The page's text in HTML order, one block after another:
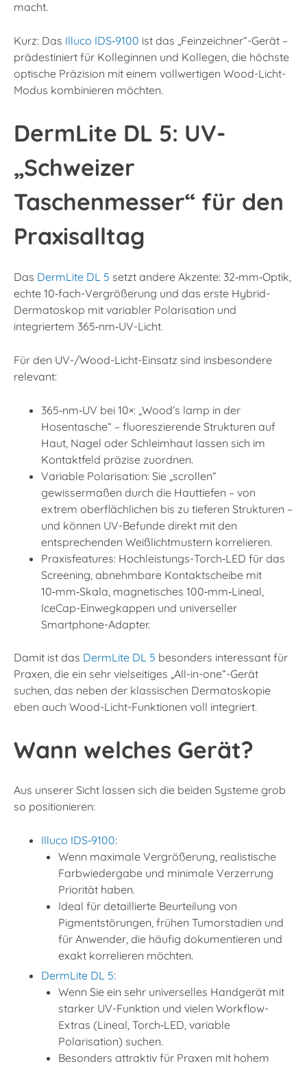
macht.​
Kurz: Das Illuco IDS‑9100 ist das „Feinzeichner“-Gerät –
prädestiniert für Kolleginnen und Kollegen, die höchste
optische Präzision mit einem vollwertigen Wood-Licht-
Modus kombinieren möchten.
DermLite DL 5: UV-
„Schweizer
Taschenmesser“ für den
Praxisalltag
Das DermLite DL 5 setzt andere Akzente: 32‑mm‑Optik,
echte 10‑fach-Vergrößerung und das erste Hybrid-
Dermatoskop mit variabler Polarisation und
integriertem 365‑nm‑UV-Licht.
Für den UV-/Wood-Licht-Einsatz sind insbesondere
relevant:
365‑nm‑UV bei 10×: „Wood’s lamp in der
Hosentasche“ – fluoreszierende Strukturen auf
Haut, Nagel oder Schleimhaut lassen sich im
Kontaktfeld präzise zuordnen.
Variable Polarisation: Sie „scrollen“
gewissermaßen durch die Hauttiefen – von
extrem oberflächlichen bis zu tieferen Strukturen –
und können UV-Befunde direkt mit den
entsprechenden Weißlichtmustern korrelieren.
Praxisfeatures: Hochleistungs-Torch‑LED für das
Screening, abnehmbare Kontaktscheibe mit
10‑mm‑Skala, magnetisches 100‑mm‑Lineal,
IceCap-Einwegkappen und universeller
Smartphone-Adapter.
Damit ist das DermLite DL 5 besonders interessant für
Praxen, die ein sehr vielseitiges „All-in-one“-Gerät
suchen, das neben der klassischen Dermatoskopie
eben auch Wood-Licht-Funktionen voll integriert.
Wann welches Gerät?
Aus unserer Sicht lassen sich die beiden Systeme grob
so positionieren:
Illuco IDS‑9100:
Wenn maximale Vergrößerung, realistische
Farbwiedergabe und minimale Verzerrung
Priorität haben.
Ideal für detaillierte Beurteilung von
Pigmentstörungen, frühen Tumorstadien und
für Anwender, die häufig dokumentieren und
exakt korrelieren möchten.
DermLite DL 5:
Wenn Sie ein sehr universelles Handgerät mit
starker UV-Funktion und vielen Workflow-
Extras (Lineal, Torch‑LED, variable
Polarisation) suchen.
Besonders attraktiv für Praxen mit hohem